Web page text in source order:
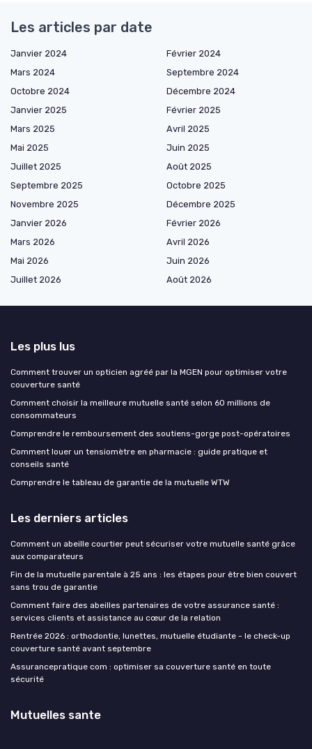
Les articles par date
Janvier 2024
Février 2024
Mars 2024
Septembre 2024
Octobre 2024
Décembre 2024
Janvier 2025
Février 2025
Mars 2025
Avril 2025
Mai 2025
Juin 2025
Juillet 2025
Août 2025
Septembre 2025
Octobre 2025
Novembre 2025
Décembre 2025
Janvier 2026
Février 2026
Mars 2026
Avril 2026
Mai 2026
Juin 2026
Juillet 2026
Août 2026
Les plus lus
Comment trouver un opticien agréé par la MGEN pour optimiser votre
couverture santé
Comment choisir la meilleure mutuelle santé selon 60 millions de
consommateurs
Comprendre le remboursement des soutiens-gorge post-opératoires
Comment louer un tensiomètre en pharmacie : guide pratique et
conseils santé
Comprendre le tableau de garantie de la mutuelle WTW
Les derniers articles
Comment un abeille courtier peut sécuriser votre mutuelle santé grâce
aux comparateurs
Fin de la mutuelle parentale à 25 ans : les étapes pour être bien couvert
sans trou de garantie
Comment faire des abeilles partenaires de votre assurance santé :
services clients et assistance au cœur de la relation
Rentrée 2026 : orthodontie, lunettes, mutuelle étudiante - le check-up
couverture santé avant septembre
Assurancepratique com : optimiser sa couverture santé en toute
sécurité
Mutuelles sante